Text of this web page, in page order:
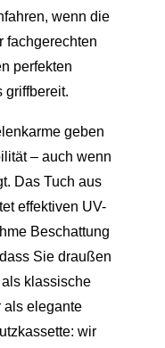
wenn die
fachgerechten
perfekten
griffbereit.
geben
– auch wenn
Das Tuch aus
effektiven UV-
Beschattung
Sie draußen
klassische
als elegante
wir